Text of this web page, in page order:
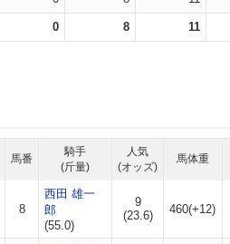
0 8 11
馬番
騎手
(斤量)
人気
(オッズ)
馬体重
8
西田 雄一
郎
(55.0)
9
(23.6)
460(+12)